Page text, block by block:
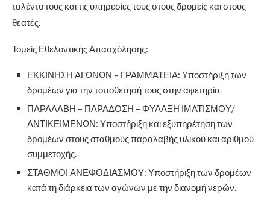
ταλέντο τους και τις υπηρεσίες τους στους δρομείς και στους
θεατές.
Τομείς Εθελοντικής Απασχόλησης:
ΕΚΚΙΝΗΣΗ ΑΓΩΝΩΝ – ΓΡΑΜΜΑΤΕΙΑ: Υποστήριξη των
δρομέων για την τοποθέτησή τους στην αφετηρία.
ΠΑΡΑΛΑΒΗ – ΠΑΡΑΔΟΣΗ – ΦΥΛΑΞΗ ΙΜΑΤΙΣΜΟΥ/
ΑΝΤΙΚΕΙΜΕΝΩΝ: Υποστήριξη και εξυπηρέτηση των
δρομέων στους σταθμούς παραλαβής υλικού και αριθμού
συμμετοχής.
ΣΤΑΘΜΟΙ ΑΝΕΦΟΔΙΑΣΜΟΥ: Υποστήριξη των δρομέων
κατά τη διάρκεια των αγώνων με την διανομή νερών.